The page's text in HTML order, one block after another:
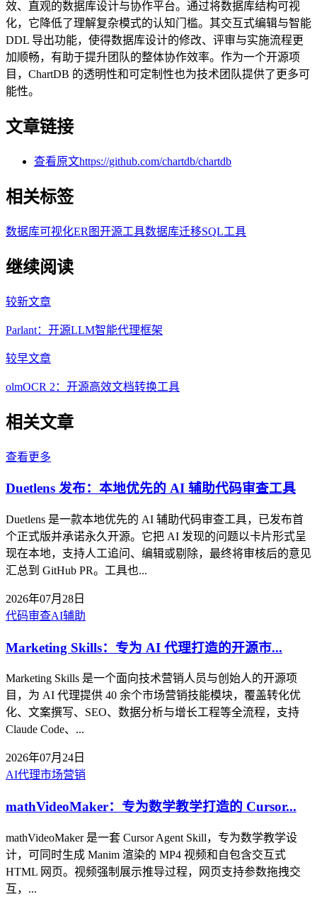
效、直观的数据库设计与协作平台。通过将数据库结构可视
化，它降低了理解复杂模式的认知门槛。其交互式编辑与智能
DDL 导出功能，使得数据库设计的修改、评审与实施流程更
加顺畅，有助于提升团队的整体协作效率。作为一个开源项
目，ChartDB 的透明性和可定制性也为技术团队提供了更多可
能性。
文章链接
查看原文https://github.com/chartdb/chartdb
相关标签
数据库可视化ER图开源工具数据库迁移SQL工具
继续阅读
较新文章
Parlant：开源LLM智能代理框架
较早文章
olmOCR 2：开源高效文档转换工具
相关文章
查看更多
Duetlens 发布：本地优先的 AI 辅助代码审查工具
Duetlens 是一款本地优先的 AI 辅助代码审查工具，已发布首
个正式版并承诺永久开源。它把 AI 发现的问题以卡片形式呈
现在本地，支持人工追问、编辑或剔除，最终将审核后的意见
汇总到 GitHub PR。工具也...
2026年07月28日
代码审查AI辅助
Marketing Skills：专为 AI 代理打造的开源市...
Marketing Skills 是一个面向技术营销人员与创始人的开源项
目，为 AI 代理提供 40 余个市场营销技能模块，覆盖转化优
化、文案撰写、SEO、数据分析与增长工程等全流程，支持
Claude Code、...
2026年07月24日
AI代理市场营销
mathVideoMaker：专为数学教学打造的 Cursor...
mathVideoMaker 是一套 Cursor Agent Skill，专为数学教学设
计，可同时生成 Manim 渲染的 MP4 视频和自包含交互式
HTML 网页。视频强制展示推导过程，网页支持参数拖拽交
互，...